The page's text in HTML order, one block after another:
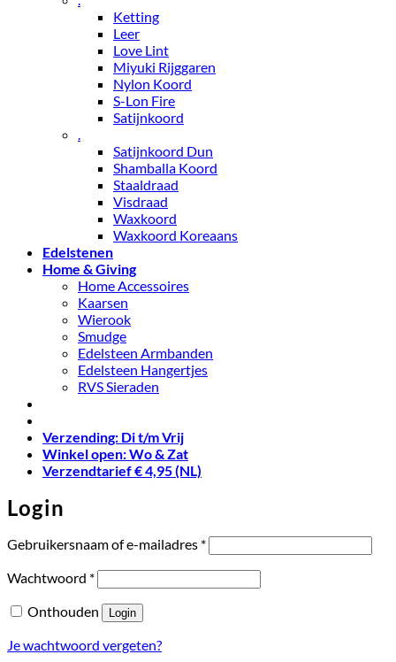
Ketting
Leer
Love Lint
Miyuki Rijggaren
Nylon Koord
S-Lon Fire
Satijnkoord
Satijnkoord Dun
Shamballa Koord
Staaldraad
Visdraad
Waxkoord
Waxkoord Koreaans
Edelstenen
Home & Giving
Home Accessoires
Kaarsen
Wierook
Smudge
Edelsteen Armbanden
Edelsteen Hangertjes
RVS Sieraden
Verzending: Di t/m Vrij
Winkel open: Wo & Zat
Verzendtarief € 4,95 (NL)
Login
Gebruikersnaam of e-mailadres *Vereist
Wachtwoord *Vereist
Onthouden Login
Je wachtwoord vergeten?